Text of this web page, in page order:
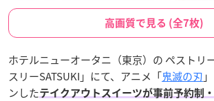
高画質で見る (全7枚)
ホテルニューオータニ（東京）の ペストリ
スリーSATSUKI」にて、アニメ「鬼滅の刃
ンしたテイクアウトスイーツが事前予約制